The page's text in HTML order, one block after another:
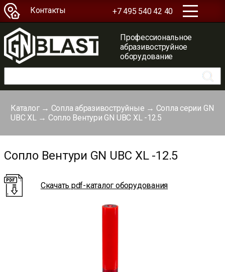
Контакты +7 495 540 42 40
Профессиональное
абразивоструйное
оборудование
Каталог→ Сопла абразивоструйные → Сопла серии GN
UBC XL→ Сопло Вентури GN UBC XL -12.5
Сопло Вентури GN UBC XL -12.5
Скачать pdf-каталог оборудования